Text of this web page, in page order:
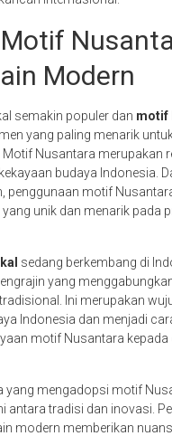
Modern
semakin populer dan motif
yang paling menarik
Nusantara merupakan
budaya Indonesia.
penggunaan motif
unik dan menarik pada
sedang berkembang di
yang
Ini merupakan
Indonesia dan menjadi
motif Nusantara kepada
yang mengadopsi motif
antara tradisi dan inovasi.
modern memberikan